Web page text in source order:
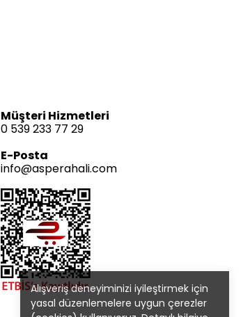
Alışveriş deneyiminizi iyileştirmek için
yasal düzenlemelere uygun çerezler
Müşteri Hizmetleri
0 539 233 77 29
E-Posta
info@asperahali.com